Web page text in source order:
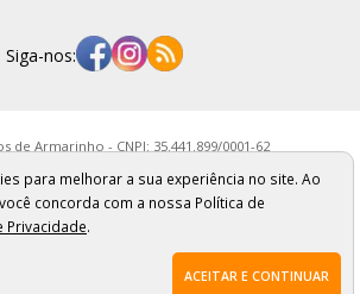
Siga-nos:
de Armarinho - CNPJ: 35.441.899/0001-62
em estoque e condições de pagamento
valem necessariamente para nossa loja física e
sem prévia notificação. Imagens meramente
sujeitos a análise e confirmação de dados.
para melhorar a sua experiência no site. Ao
concorda com a nossa Política de
Privacidade.
ACEITAR E CONTINUAR